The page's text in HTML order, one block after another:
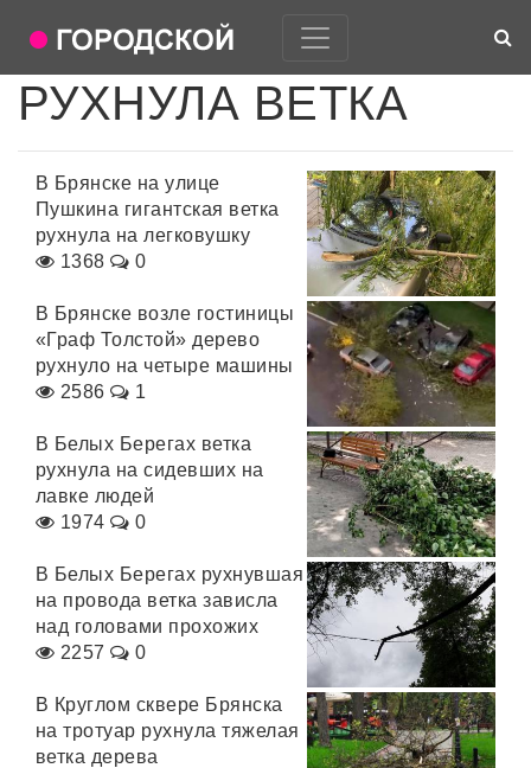
РУХНУЛА ВЕТКА
В Брянске на улице
Пушкина гигантская ветка
рухнула на легковушку
1368
0
В Брянске возле гостиницы
«Граф Толстой» дерево
рухнуло на четыре машины
2586
1
В Белых Берегах ветка
рухнула на сидевших на
лавке людей
1974
0
В Белых Берегах рухнувшая
на провода ветка зависла
над головами прохожих
2257
0
В Круглом сквере Брянска
на тротуар рухнула тяжелая
ветка дерева